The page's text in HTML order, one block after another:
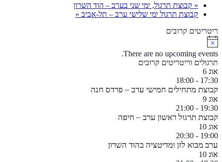
« קבוצת תרגול, ימי שני בערב – הוד השרון
קבוצת תרגול ימי שלישי ערב – תל-אביב »
ריטריטים קרובים
Notice
There are no upcoming events.
תרגולים וריטריטים קרובים
אוג 6
17:30
-
18:00
קבוצת מתחילים חמישי ערב – פרדס חנה
אוג 9
19:30
-
21:00
קבוצת תרגול ראשון ערב – חיפה
אוג 10
19:00
-
20:30
ערב מבוא לזן ומדיטציה בהוד השרון
אוג 10